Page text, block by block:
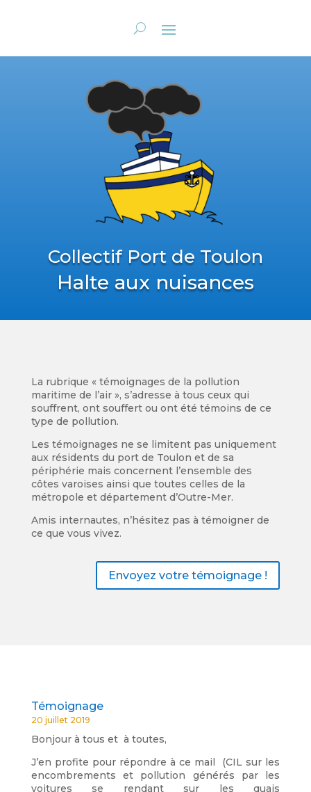
Collectif Port de Toulon
Halte aux nuisances
La rubrique « témoignages de la pollution
maritime de l’air », s’adresse à tous ceux qui
souffrent, ont souffert ou ont été témoins de ce
type de pollution.
Les témoignages ne se limitent pas uniquement
aux résidents du port de Toulon et de sa
périphérie mais concernent l’ensemble des
côtes varoises ainsi que toutes celles de la
métropole et département d’Outre-Mer.
Amis internautes, n’hésitez pas à témoigner de
ce que vous vivez.
Envoyez votre témoignage !
Témoignage
20 juillet 2019
Bonjour à tous et à toutes,
J’en profite pour répondre à ce mail (CIL sur les
encombrements et pollution générés par les
voitures se rendant sur les quais